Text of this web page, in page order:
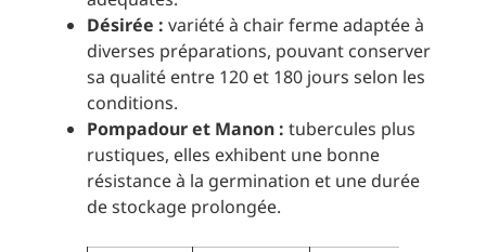
Désirée : variété à chair ferme adaptée à
diverses préparations, pouvant conserver
sa qualité entre 120 et 180 jours selon les
conditions.
Pompadour et Manon : tubercules plus
rustiques, elles exhibent une bonne
résistance à la germination et une durée
de stockage prolongée.